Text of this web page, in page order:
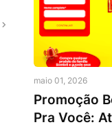
maio 01, 2026
Promoção
Pra Você: